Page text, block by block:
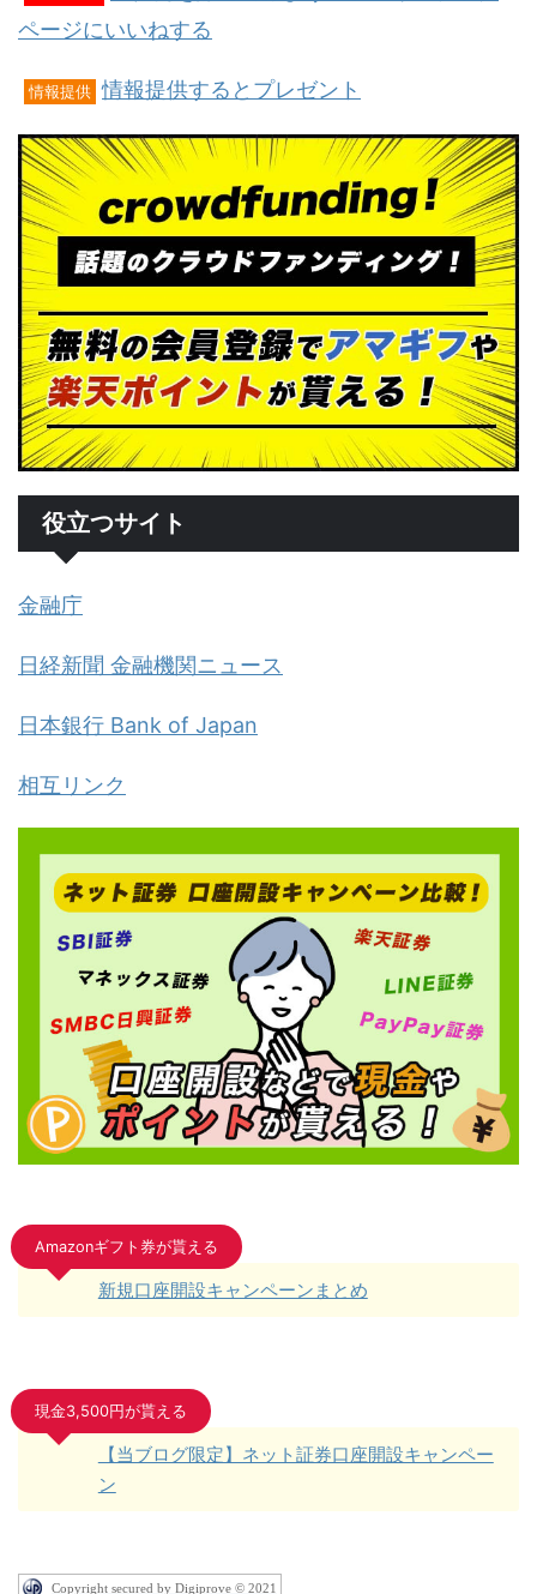
ページにいいねする
情報提供 情報提供するとプレゼント
役立つサイト
金融庁
日経新聞 金融機関ニュース
日本銀行 Bank of Japan
相互リンク
Amazonギフト券が貰える
新規口座開設キャンペーンまとめ
現金3,500円が貰える
【当ブログ限定】ネット証券口座開設キャンペー
ン
Copyright secured by Digiprove © 2021